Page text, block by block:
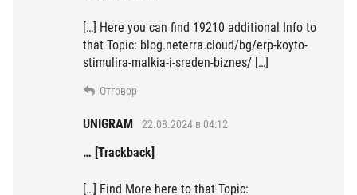
[…] Here you can find 19210 additional Info to
that Topic: blog.neterra.cloud/bg/erp-koyto-
stimulira-malkia-i-sreden-biznes/ […]
Отговор
UNIGRAM 22.08.2024 в 04:12
… [Trackback]
[…] Find More here to that Topic: